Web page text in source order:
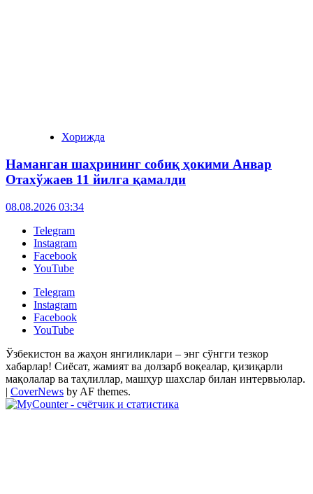
Хорижда
Наманган шаҳрининг собиқ ҳокими Анвар
Отахўжаев 11 йилга қамалди
08.08.2026 03:34
Telegram
Instagram
Facebook
YouTube
Telegram
Instagram
Facebook
YouTube
Ўзбекистон ва жаҳон янгиликлари – энг сўнгги тезкор
хабарлар! Сиёсат, жамият ва долзарб воқеалар, қизиқарли
мақолалар ва таҳлиллар, машҳур шахслар билан интервьюлар.
| CoverNews by AF themes.